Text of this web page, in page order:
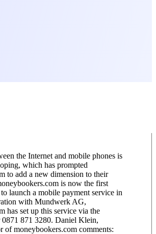
the Internet and mobile phones is
which has prompted
to add a new dimension to their
is now the first
launch a mobile payment service in
with Mundwerk AG,
has set up this service via the
0871 871 3280. Daniel Klein,
of moneybookers.com comments: